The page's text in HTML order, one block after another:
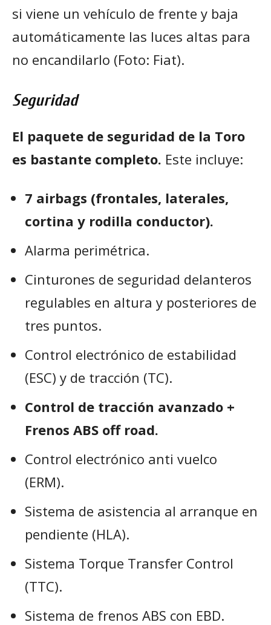
si viene un vehículo de frente y baja
automáticamente las luces altas para
no encandilarlo (Foto: Fiat).
Seguridad
El paquete de seguridad de la Toro
es bastante completo. Este incluye:
7 airbags (frontales, laterales,
cortina y rodilla conductor).
Alarma perimétrica.
Cinturones de seguridad delanteros
regulables en altura y posteriores de
tres puntos.
Control electrónico de estabilidad
(ESC) y de tracción (TC).
Control de tracción avanzado +
Frenos ABS off road.
Control electrónico anti vuelco
(ERM).
Sistema de asistencia al arranque en
pendiente (HLA).
Sistema Torque Transfer Control
(TTC).
Sistema de frenos ABS con EBD.